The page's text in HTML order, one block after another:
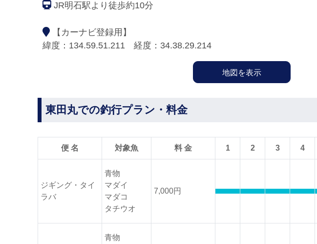
JR明石駅より徒歩約10分
【カーナビ登録用】
緯度：134.59.51.211 経度：34.38.29.214
地図を表示
東田丸での釣行プラン・料金
便 名 対象魚 料 金 1 2 3 4
ジギング・タイ
ラバ
青物
マダイ
マダコ
タチウオ
7,000円
青物